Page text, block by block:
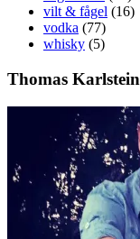
vilt & fågel (16)
vodka (77)
whisky (5)
Thomas Karlstein